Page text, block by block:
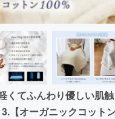
てふんわり優しい肌
【オーガニックコット